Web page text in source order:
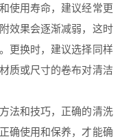
使用寿命，建议经常更
效果会逐渐减弱，这时
更换时，建议选择同样
质或尺寸的卷布对清洁
法和技巧，正确的清洗
确使用和保养，才能确